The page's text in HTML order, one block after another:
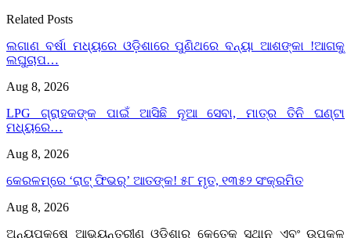
Related Posts
ଲଗାଣ ବର୍ଷା ମଧ୍ୟରେ ଓଡ଼ିଶାରେ ପୁଣିଥରେ ବନ୍ୟା ଆଶଙ୍କା !ଆଗକୁ
ଲଘୁଚାପ…
Aug 8, 2026
LPG ଗ୍ରାହକଙ୍କ ପାଇଁ ଆସିଛି ନୂଆ ସେବା, ମାତ୍ର ତିନି ଘଣ୍ଟା
ମଧ୍ୟରେ…
Aug 8, 2026
କେରଳମ୍‌ରେ ‘ରାଟ୍ ଫିଭର୍’ ଆତଙ୍କ! ୫୮ ମୃତ, ୧୩୫୨ ସଂକ୍ରମିତ
Aug 8, 2026
ଅନ୍ୟପକ୍ଷେ ଆଭ୍ୟନ୍ତରୀଣ ଓଡ଼ିଶାର କେତେକ ସ୍ଥାନ ଏବଂ ଉପକୂଳ